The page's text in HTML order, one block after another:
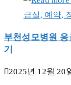
부천성모병원
기
2025년 12월 20